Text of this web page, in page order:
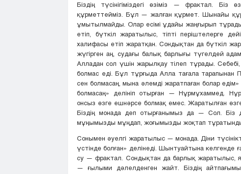
Біздің түсінігіміздегі өзіміз — фрактал.
құрметтейміз. Бұл — жалған құрмет. Шынайы
ұмытылмайды. Олар есімі ұдайы жаңғырып
етіп, бүткіл жаратылыс, тіпті періштелерге
халифасы етіп жаратқан. Сондықтан да бүткіл
жүгірген аң, судағы балық барлығы түгелдей
Алладан сол үшін жарылқау тілеп тұрады.
болмас еді. Бұл тұрғыда Алла тағала тарапынан
сен болмасаң, мына әлемді жаратпаған болар
болмасаң» делініп отырған — Нұрмұхаммед.
онсыз өзге ешнәрсе болмақ емес. Жаратылған
Біздің монада деп отырғанымыз да — Сол. Біз
мұңымызды мұңдап, жоғымызды жоқтап
Сонымен әуелгі жаратылыс — монада. Діни
үстінде болған» делінеді. Шынтуайтына келгенде
су — фрактал. Сондықтан да барлық жаратылыс,
— ғылыми дәлелденген жайт. Біздің